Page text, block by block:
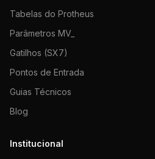
Tabelas do Protheus
Parâmetros MV_
Gatilhos (SX7)
Pontos de Entrada
Guias Técnicos
Blog
Institucional